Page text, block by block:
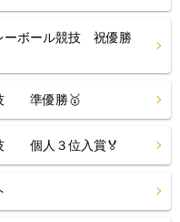
ーボール競技 祝優勝
技 準優勝🥇
個人３位入賞🏅